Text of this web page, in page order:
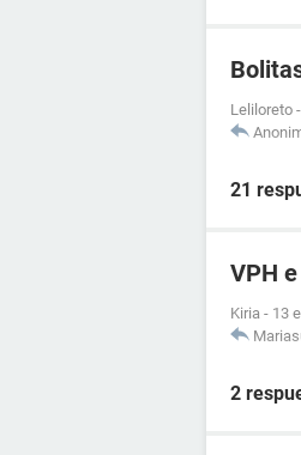
Leliloreto -
21
VPH
Kiria - 13
2